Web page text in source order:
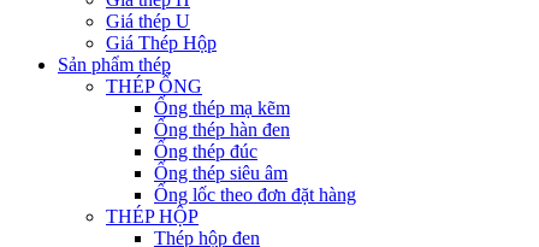
Giá thép U
Giá Thép Hộp
Sản phẩm thép
THÉP ỐNG
Ống thép mạ kẽm
Ống thép hàn đen
Ống thép đúc
Ống thép siêu âm
Ống lốc theo đơn đặt hàng
THÉP HỘP
Thép hộp đen